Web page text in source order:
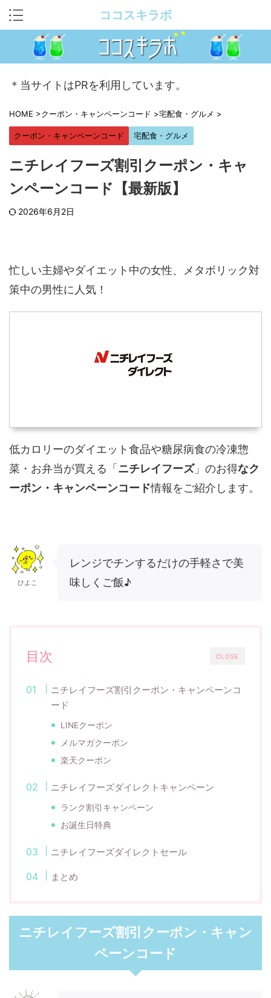
ココスキラボ
＊当サイトはPRを利用しています。
HOME >クーポン・キャンペーンコード >宅配食・グルメ >
クーポン・キャンペーンコード 宅配食・グルメ
ニチレイフーズ割引クーポン・キャ
ンペーンコード【最新版】
2026年6月2日
忙しい主婦やダイエット中の女性、メタボリック対
策中の男性に人気！
低カロリーのダイエット食品や糖尿病食の冷凍惣
菜・お弁当が買える「ニチレイフーズ」のお得なク
ーポン・キャンペーンコード情報をご紹介します。
ひよこ
レンジでチンするだけの手軽さで美
味しくご飯♪
CLOSE
目次
ニチレイフーズ割引クーポン・キャンペーンコ
ード
LINEクーポン
メルマガクーポン
楽天クーポン
ニチレイフーズダイレクトキャンペーン
ランク割引キャンペーン
お誕生日特典
ニチレイフーズダイレクトセール
まとめ
ニチレイフーズ割引クーポン・キャン
ペーンコード